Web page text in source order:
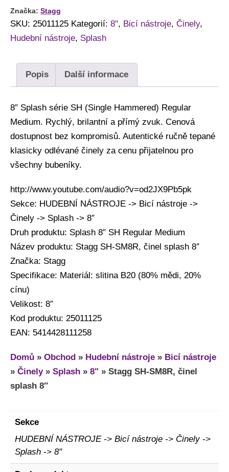
Značka: Stagg
SKU: 25011125 Kategorií: 8", Bicí nástroje, Činely,
Hudební nástroje, Splash
Popis Další informace
8″ Splash série SH (Single Hammered) Regular
Medium. Rychlý, brilantní a přímý zvuk. Cenová
dostupnost bez kompromisů. Autentické ručně tepané
klasicky odlévané činely za cenu přijatelnou pro
všechny bubeníky.
http://www.youtube.com/audio?v=od2JX9Pb5pk
Sekce: HUDEBNÍ NÁSTROJE -> Bicí nástroje ->
Činely -> Splash -> 8″
Druh produktu: Splash 8″ SH Regular Medium
Název produktu: Stagg SH-SM8R, činel splash 8″
Značka: Stagg
Specifikace: Materiál: slitina B20 (80% mědi, 20%
cínu)
Velikost: 8″
Kod produktu: 25011125
EAN: 5414428111258
Domů » Obchod » Hudební nástroje » Bicí nástroje
» Činely» Splash » 8" » Stagg SH-SM8R, činel
splash 8″
Sekce
HUDEBNÍ NÁSTROJE -> Bicí nástroje -> Činely ->
Splash -> 8"